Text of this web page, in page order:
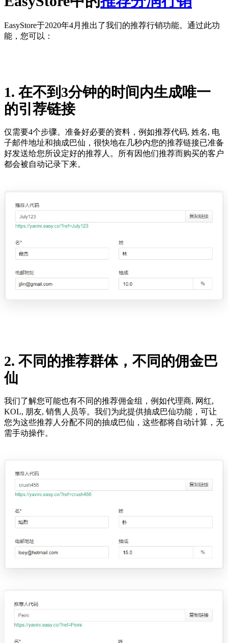
EasyStore于2020年4月推出了我们的推荐行销功能。通过此功
能，您可以：
1. 在不到3分钟的时间内生成唯一
的引荐链接
仅需要4个步骤。准备好必要的资料，例如推荐代码, 姓名, 电
子邮件地址和抽成巴仙，很快地在几秒内您的推荐链接已准备
好发送给您所设定好的推荐人。所有因他们推荐而购买的客户
都会被自动记录下来。
2. 不同的推荐群体，不同的佣金巴
仙
我们了解您可能也有不同的推荐佣金组，例如代理商, 网红,
KOL, 朋友, 销售人员等。我们为此提供抽成巴仙功能，可让
您为这些推荐人分配不同的抽成巴仙，这些都将自动计算，无
需手动操作。